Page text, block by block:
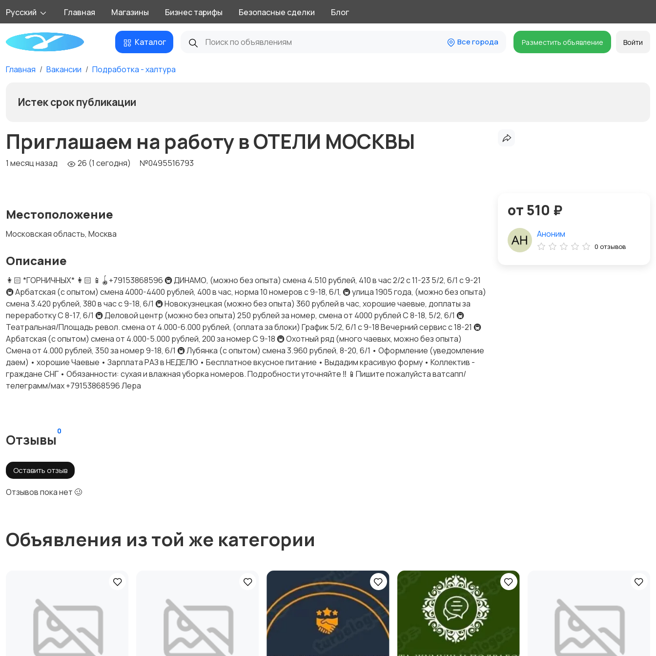
Русский Главная Магазины Бизнес тарифы Безопасные сделки Блог
Каталог Все города Разместить объявление Войти
Главная Вакансии Подработка - халтура
Истек срок публикации
Приглашаем на работу в ОТЕЛИ МОСКВЫ
1 месяц назад 26 (1 сегодня) №0495516793
Местоположение
Московская область, Москва
Описание
👩🏻 *ГОРНИЧНЫХ* 👩🏻 📱🪀+79153868596 🚇 ДИНАМО, (можно без опыта) смена 4.510 рублей, 410 в час 2/2 с 11-23 5/2, 6/1 с 9-21
🚇 Арбатская (с опытом) смена 4000-4400 рублей, 400 в час, норма 10 номеров с 9-18, 6/1, 🚇 улица 1905 года, (можно без опыта)
смена 3.420 рублей, 380 в час с 9-18, 6/1 🚇 Новокузнецкая (можно без опыта) 360 рублей в час, хорошие чаевые, доплаты за
переработку С 8-17, 6/1 🚇 Деловой центр (можно без опыта) 250 рублей за номер, смена от 4000 рублей С 8-18, 5/2, 6/1 🚇
Театральная/Площадь револ. смена от 4.000-6.000 рублей, (оплата за блоки) График 5/2, 6/1 с 9-18 Вечерний сервис с 18-21 🚇
Арбатская (с опытом) смена от 4.000-5.000 рублей, 200 за номер С 9-18 🚇 Охотный ряд (много чаевых, можно без опыта)
Смена от 4.000 рублей, 350 за номер 9-18, 6/1 🚇 Лубянка (с опытом) смена 3.960 рублей, 8-20, 6/1 • Оформление (уведомление
даем) • хорошие Чаевые • Зарплата РАЗ в НЕДЕЛЮ • Бесплатное вкусное питание • Выдадим красивую форму • Коллектив -
граждане СНГ • Обязанности: сухая и влажная уборка номеров. Подробности уточняйте ‼️ 📱Пишите пожалуйста ватсапп/
телеграмм/мах +79153868596 Лера
Отзывы
0
Оставить отзыв
Отзывов пока нет 🥴
от 510 ₽
Аноним
0 отзывов
Объявления из той же категории